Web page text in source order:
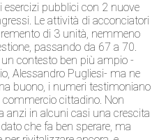
esercizi pubblici con 2 nuove
Le attività di acconciatori
di 3 unità, nemmeno
passando da 67 a 70.
contesto ben più ampio -
Alessandro Pugliesi- ma ne
buono, i numeri testimoniano
cittadino. Non
in alcuni casi una crescita
che fa ben sperare, ma